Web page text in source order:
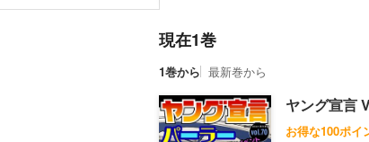
現在1巻
1巻から 最新巻から
ヤング宣言
お得な100ポイ